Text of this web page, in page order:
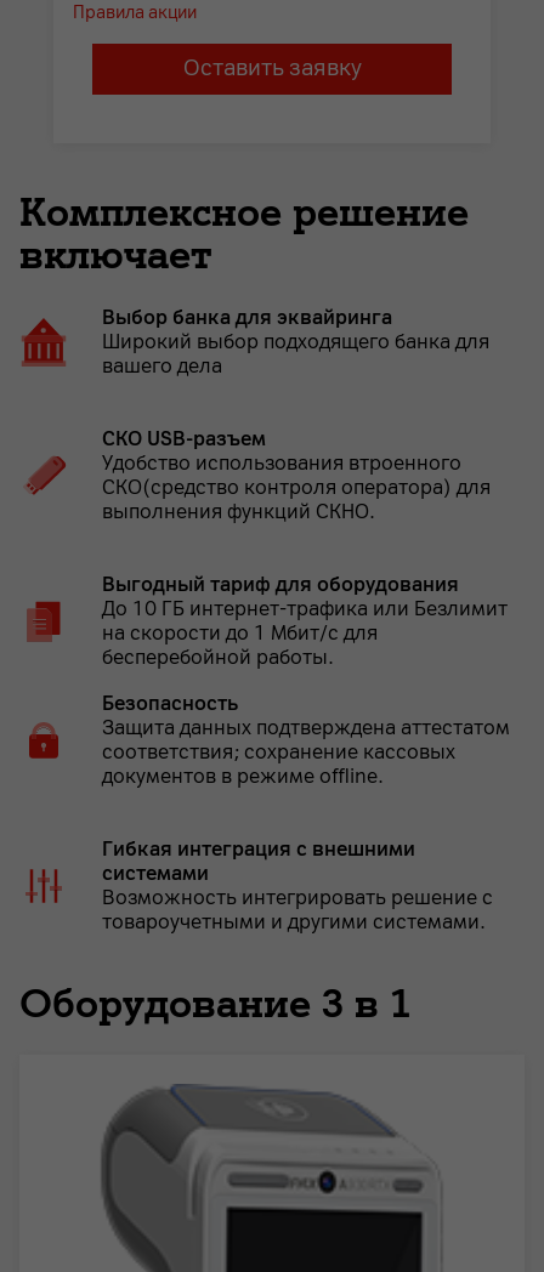
Правила акции
Оставить заявку
Комплексное решение
включает
Выбор банка для эквайринга
Широкий выбор подходящего банка для
вашего дела
СКО USB-разъем
Удобство использования втроенного
СКО(средство контроля оператора) для
выполнения функций СКНО.
Выгодный тариф для оборудования
До 10 ГБ интернет-трафика или Безлимит
на скорости до 1 Мбит/с для
бесперебойной работы.
Безопасность
Защита данных подтверждена аттестатом
соответствия; сохранение кассовых
документов в режиме offline.
Гибкая интеграция с внешними
системами
Возможность интегрировать решение с
товароучетными и другими системами.
Оборудование 3 в 1